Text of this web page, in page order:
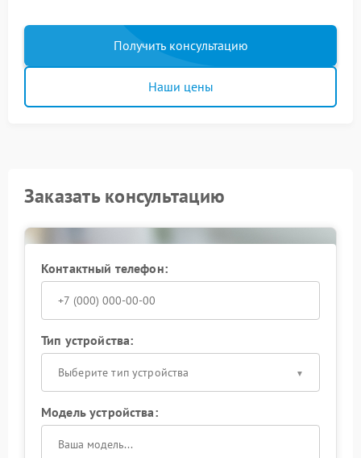
Получить консультацию
Наши цены
Заказать консультацию
Контактный телефон:
Тип устройства:
Выберите тип устройства
Модель устройства: